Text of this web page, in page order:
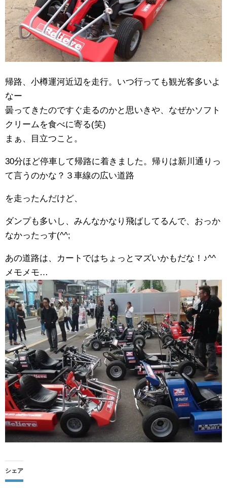
帰路、小樽運河近辺を走行。いつ行っても観光客多いよ
なー
曇ってきたのですぐ走るのかと思いきや、なぜかソフト
クリームを食べに寄る(笑)
まぁ、目立つこと。
30分ほど停車して帰路に着きました。帰りは新川通りっ
て言うのかな？３車線の広い道路
を走ったんだけど、
ダンプも多いし、みんなかなり飛ばしてるんで、おっか
なかったっす(^^;
あの道路は、カートではちょっとマズいかもだな！♪^^
メモメモ…
シェア